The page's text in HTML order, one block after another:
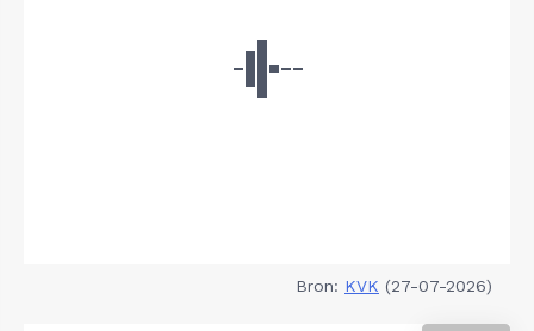
Bron: KVK (27-07-2026)